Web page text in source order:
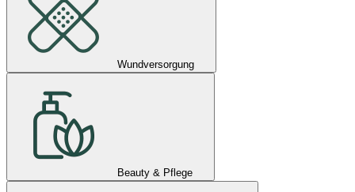
Wundversorgung
Beauty & Pflege